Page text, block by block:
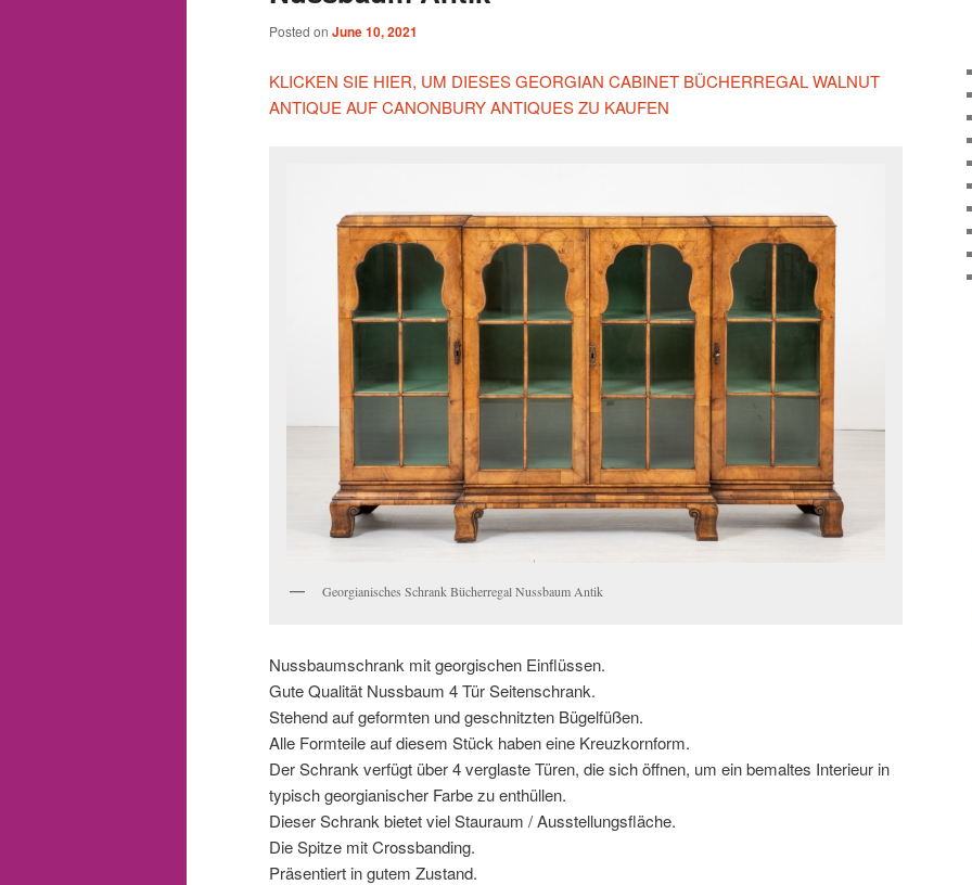
Posted on June 10, 2021
KLICKEN SIE HIER, UM DIESES GEORGIAN CABINET BÜCHERREGAL WALNUT
ANTIQUE AUF CANONBURY ANTIQUES ZU KAUFEN
Georgianisches Schrank Bücherregal Nussbaum Antik
Nussbaumschrank mit georgischen Einflüssen.
Gute Qualität Nussbaum 4 Tür Seitenschrank.
Stehend auf geformten und geschnitzten Bügelfüßen.
Alle Formteile auf diesem Stück haben eine Kreuzkornform.
Der Schrank verfügt über 4 verglaste Türen, die sich öffnen, um ein bemaltes Interieur in
typisch georgianischer Farbe zu enthüllen.
Dieser Schrank bietet viel Stauraum / Ausstellungsfläche.
Die Spitze mit Crossbanding.
Präsentiert in gutem Zustand.